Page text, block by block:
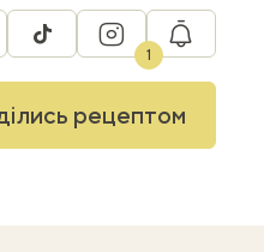
tiktok instagram
1
рецептом